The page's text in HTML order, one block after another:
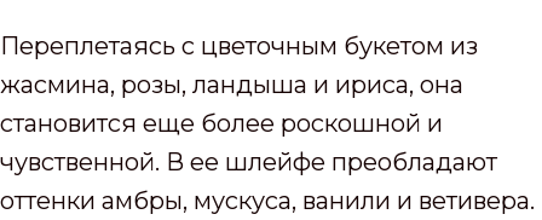
Переплетаясь с цветочным букетом из
жасмина, розы, ландыша и ириса, она
становится еще более роскошной и
чувственной. В ее шлейфе преобладают
оттенки амбры, мускуса, ванили и ветивера.